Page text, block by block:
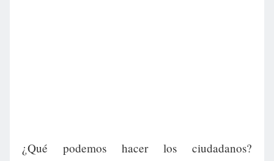
¿Qué podemos hacer los ciudadanos?